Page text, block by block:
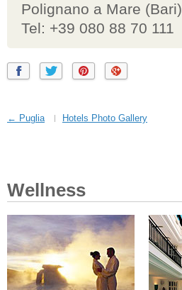
Polignano a Mare (Bari)
Tel: +39 080 88 70 111
← Puglia Hotels Photo Gallery
Wellness